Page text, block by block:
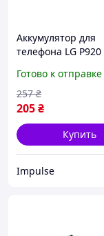
Аккумулятор для
телефона LG P920
аккумуляторная
Li-ion 1500 мАч AA
PREMIUM impulse
Готово к отправке
205₴
257 ₴
Купить
Impulse